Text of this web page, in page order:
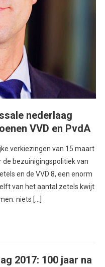
nederlaag
VVD en PvdA
verkiezingen van 15 maart
de bezuinigingspolitiek van
en de VVD 8, een enorm
van het aantal zetels kwijt
niets […]
2017: 100 jaar na